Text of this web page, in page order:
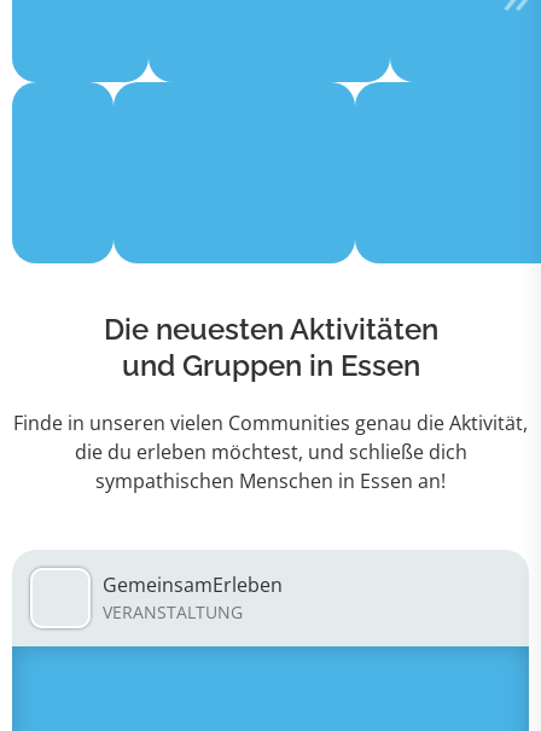
Die neuesten Aktivitäten
und Gruppen in Essen
Finde in unseren vielen Communities genau die Aktivität,
die du erleben möchtest, und schließe dich
sympathischen Menschen in Essen an!